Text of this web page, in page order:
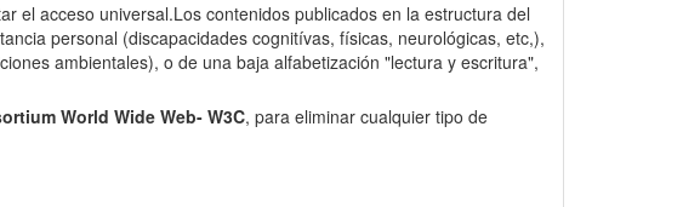
el acceso universal.Los contenidos publicados en la estructura del
personal (discapacidades cognitívas, físicas, neurológicas, etc,),
ambientales), o de una baja alfabetización "lectura y escritura",
World Wide Web- W3C, para eliminar cualquier tipo de